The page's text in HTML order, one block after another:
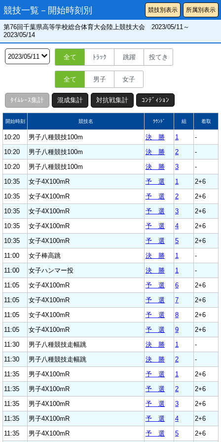
所属別表示
競技別表示
競技一覧－開始時刻別
第76回千葉県高等学校総合体育大会陸上競技大会 2023/05/11～
2023/05/14
全て ﾄﾗｯｸ 跳躍 投てき
全て 男子 女子
ﾀｲﾑﾚｰｽ集計 混成集計 対抗戦集計 ｺﾝﾃﾞｨｼｮﾝ
開始時刻 競技名 ﾗｳﾝﾄﾞ 組 着取
10:20 男子八種競技100m 決 勝 1
-
10:20
男子八種競技100m 決 勝 2
-
10:20
男子八種競技100m 決 勝 3
-
10:35
女子4X100mR 予 選 1
2+6
10:35
女子4X100mR 予 選 2
2+6
10:35
女子4X100mR 予 選 3
2+6
10:35
女子4X100mR 予 選 4
2+6
10:35
女子4X100mR 予 選 5
2+6
11:00
女子棒高跳 決 勝 1
-
11:00
女子ハンマー投 決 勝 1
-
11:05
女子4X100mR 予 選 6
2+6
11:05
女子4X100mR 予 選 7
2+6
11:05
女子4X100mR 予 選 8
2+6
11:05
女子4X100mR 予 選 9
2+6
11:30
男子八種競技走幅跳 決 勝 1
-
11:30
男子八種競技走幅跳 決 勝 2
-
11:35
男子4X100mR 予 選 1
2+6
11:35
男子4X100mR 予 選 2
2+6
11:35
男子4X100mR 予 選 3
2+6
11:35
男子4X100mR 予 選 4
2+6
11:35
男子4X100mR 予 選 5
2+6